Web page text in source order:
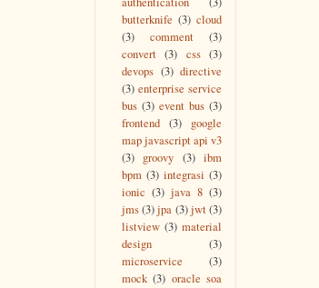
butterknife (3) cloud
(3)
comment
(3)
convert (3) css (3)
devops (3) directive
(3) enterprise service
bus (3) event bus (3)
frontend (3)
google
map javascript api v3
(3) groovy (3) ibm
bpm (3) integrasi (3)
ionic (3) java 8 (3)
jms(3) jpa (3)jwt(3)
listview (3) material
design
(3)
microservice
(3)
mock (3) oracle soa